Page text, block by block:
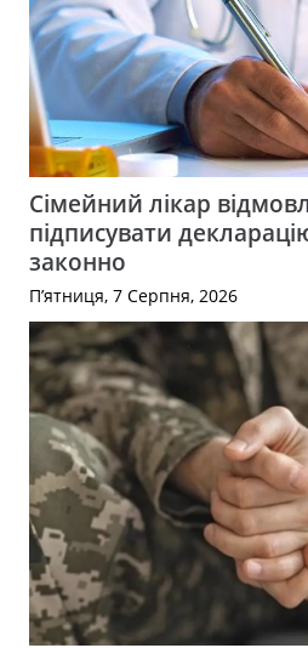
Сімейний лікар
підписувати
законно
П’ятниця, 7 Серпня, 2026